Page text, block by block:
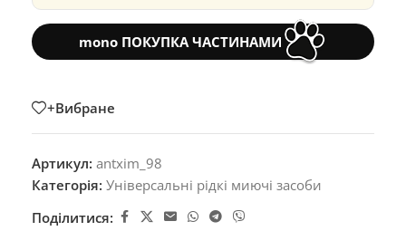
mono ПОКУПКА ЧАСТИНАМИ
+Вибране
Артикул: antxim_98
Категорія: Універсальні рідкі миючі засоби
Поділитися: